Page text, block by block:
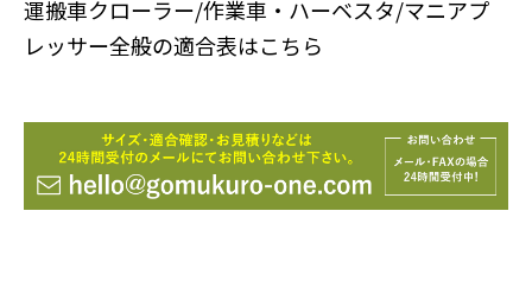
運搬車クローラー/作業車・ハーベスタ/マニアプ
レッサー全般の適合表はこちら